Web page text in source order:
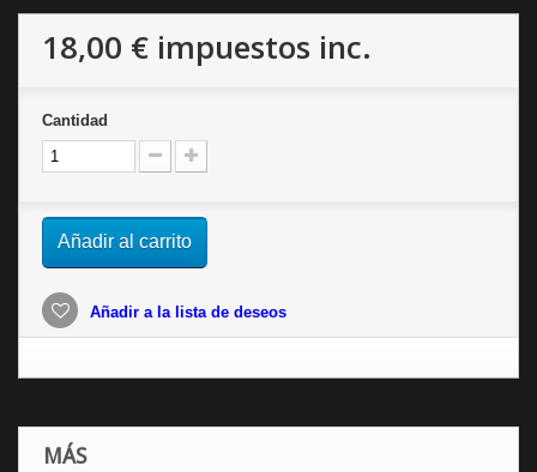
18,00 € impuestos inc.
Cantidad
Añadir al carrito
Añadir a la lista de deseos
MÁS